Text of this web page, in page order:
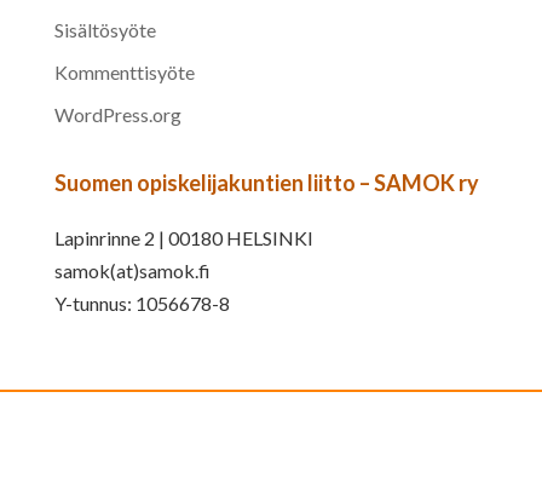
Sisältösyöte
Kommenttisyöte
WordPress.org
Suomen opiskelijakuntien liitto – SAMOK ry
Lapinrinne 2 | 00180 HELSINKI
samok(at)samok.fi
Y-tunnus: 1056678-8